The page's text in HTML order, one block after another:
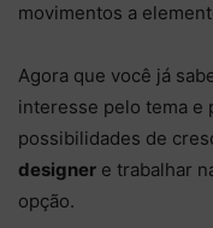
movimentos a
Agora que você já
interesse pelo tema e
possibilidades de
designer e trabalhar
opção.